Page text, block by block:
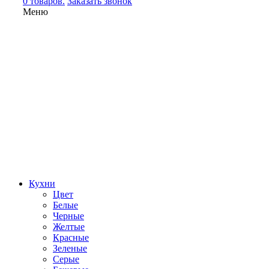
Меню
Кухни
Цвет
Белые
Черные
Желтые
Красные
Зеленые
Серые